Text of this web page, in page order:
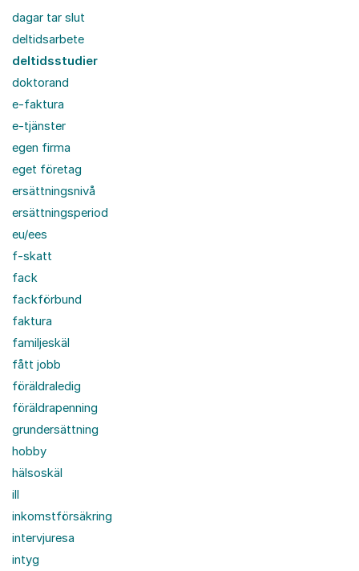
dagar tar slut
deltidsarbete
deltidsstudier
doktorand
e-faktura
e-tjänster
egen firma
eget företag
ersättningsnivå
ersättningsperiod
eu/ees
f-skatt
fack
fackförbund
faktura
familjeskäl
fått jobb
föräldraledig
föräldrapenning
grundersättning
hobby
hälsoskäl
ill
inkomstförsäkring
intervjuresa
intyg